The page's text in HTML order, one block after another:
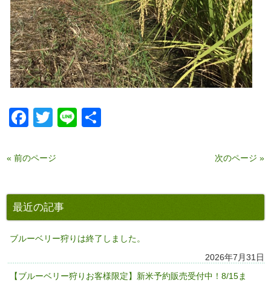
Facebook
Twitter
Line
« 前のページ 次のページ »
最近の記事
ブルーベリー狩りは終了しました。
2026年7月31日
【ブルーベリー狩りお客様限定】新米予約販売受付中！8/15ま